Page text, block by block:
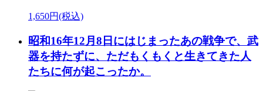
1,650円(税込)
昭和16年12月8日にはじまったあの戦争で、武
器を持たずに、ただもくもくと生きてきた人
たちに何が起こったか。